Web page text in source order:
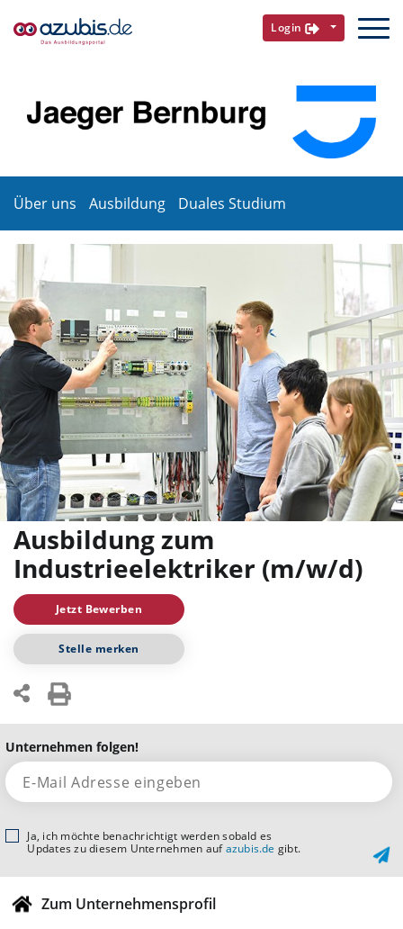
Login
Über uns Ausbildung Duales Studium
Ausbildung zum
Industrieelektriker (m/w/d)
Jetzt Bewerben
Stelle merken
Unternehmen folgen!
Ja, ich möchte benachrichtigt werden sobald es
Updates zu diesem Unternehmen aufazubis.de gibt.
Zum Unternehmensprofil